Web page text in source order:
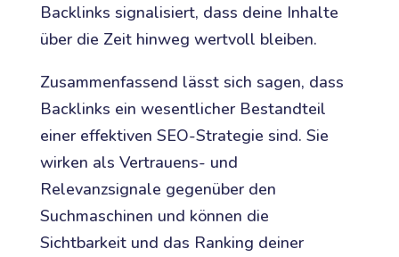
Backlinks signalisiert, dass deine Inhalte
über die Zeit hinweg wertvoll bleiben.
Zusammenfassend lässt sich sagen, dass
Backlinks ein wesentlicher Bestandteil
einer effektiven SEO-Strategie sind. Sie
wirken als Vertrauens- und
Relevanzsignale gegenüber den
Suchmaschinen und können die
Sichtbarkeit und das Ranking deiner